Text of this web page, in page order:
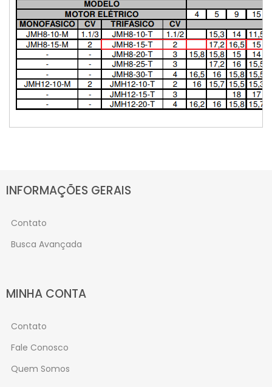
INFORMAÇÕES GERAIS
Contato
Busca Avançada
MINHA CONTA
Contato
Fale Conosco
Quem Somos